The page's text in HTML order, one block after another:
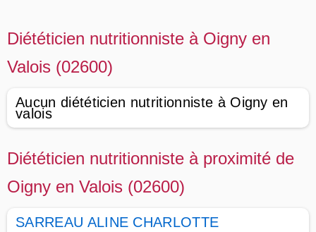
Diététicien nutritionniste à Oigny en
Valois (02600)
Aucun diététicien nutritionniste à Oigny en
valois
Diététicien nutritionniste à proximité de
Oigny en Valois (02600)
SARREAU ALINE CHARLOTTE